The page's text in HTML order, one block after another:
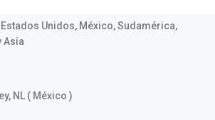
Estados Unidos, México, Sudamérica,
Asia
NL ( México )